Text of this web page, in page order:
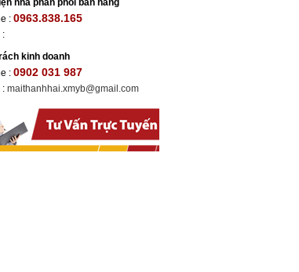
nhà phân phối bán hàng
: 0963.838.165
:
kinh doanh
: 0902 031 987
: maithanhhai.xmyb@gmail.com